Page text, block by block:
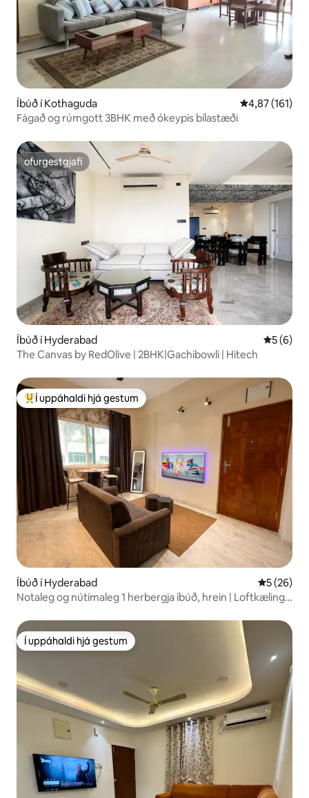
Íbúð í Kothaguda 4,87 af 5 í
4,87 (161)
Fágað og rúmgott 3BHK með ókeypis bílastæði
ofurgestgjafi
ofurgestgjafi
Íbúð í Hyderabad 5 af 5 í
5 (6)
The Canvas by RedOlive | 2BHK|Gachibowli | Hitech
Í mestu uppáhaldi hjá gestum
Í uppáhaldi hjá gestum
Íbúð í Hyderabad 5 af 5 í
5 (26)
Notaleg og nútímaleg 1 herbergja íbúð, hrein | Loftkæling |
Í uppáhaldi hjá gestum
Í uppáhaldi hjá gestum